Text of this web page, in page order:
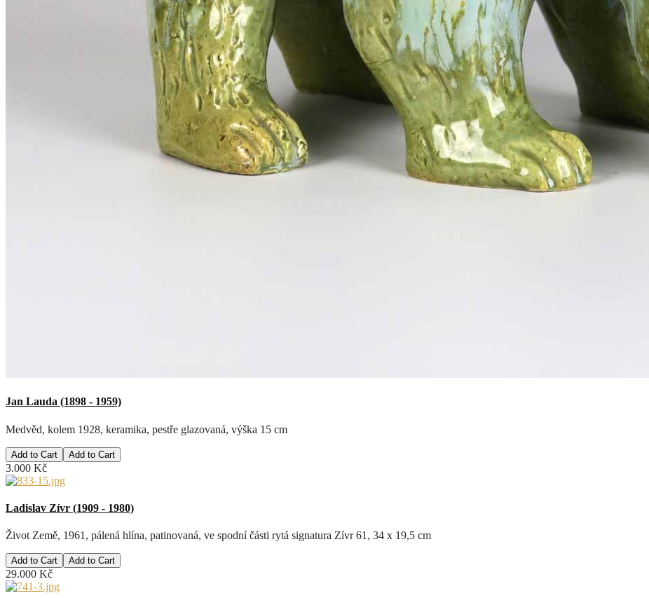
Jan Lauda (1898 - 1959)
Medvěd, kolem 1928, keramika, pestře glazovaná, výška 15 cm
Add to Cart
3.000 Kč
Ladislav Zívr (1909 - 1980)
Život Země, 1961, pálená hlína, patinovaná, ve spodní části rytá signatura Zívr 61, 34 x 19,5 cm
Add to Cart
29.000 Kč